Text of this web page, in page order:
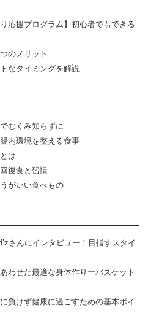
応援プログラム】初心者でもできる
のメリット
なタイミングを解説
むくみ知らずに
内環境を整える食事
は
復食と習慣
がいい食べもの
さんにインタビュー！目指すスタイ
わせた最適な身体作りーバスケット
負けず健康に過ごすための基本ポイ